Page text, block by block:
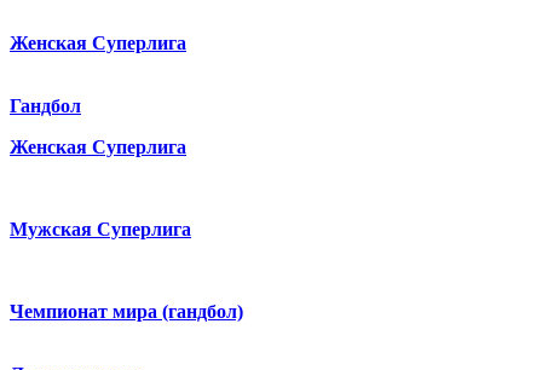
Женская Суперлига
Гандбол
Женская Суперлига
Мужская Суперлига
Чемпионат мира (гандбол)